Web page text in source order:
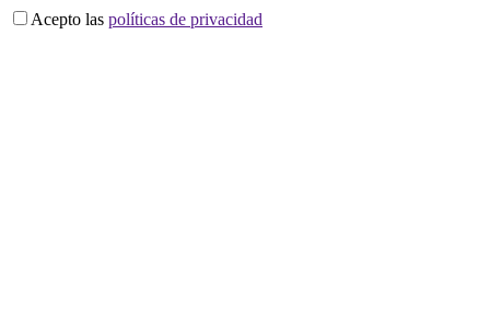
Acepto las políticas de privacidad